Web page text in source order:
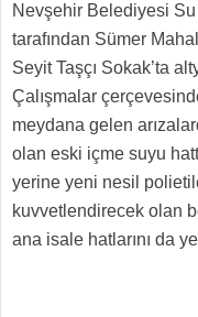
Nevşehir Belediyesi
tarafından Sümer
Seyit Taşçı Sokak’ta
Çalışmalar
meydana gelen
olan eski içme suyu
yerine yeni nesil
kuvvetlendirecek olan
ana isale hatlarını da